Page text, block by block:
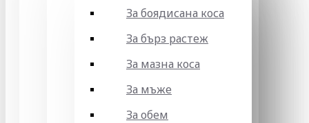
За боядисана коса
За бърз растеж
За мазна коса
За мъже
За обем